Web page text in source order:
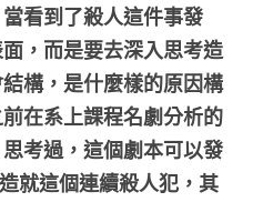
看到了殺人這件事發
，而是要去深入思考造
構，是什麼樣的原因構
在系上課程名劇分析的
考過，這個劇本可以發
就這個連續殺人犯，其